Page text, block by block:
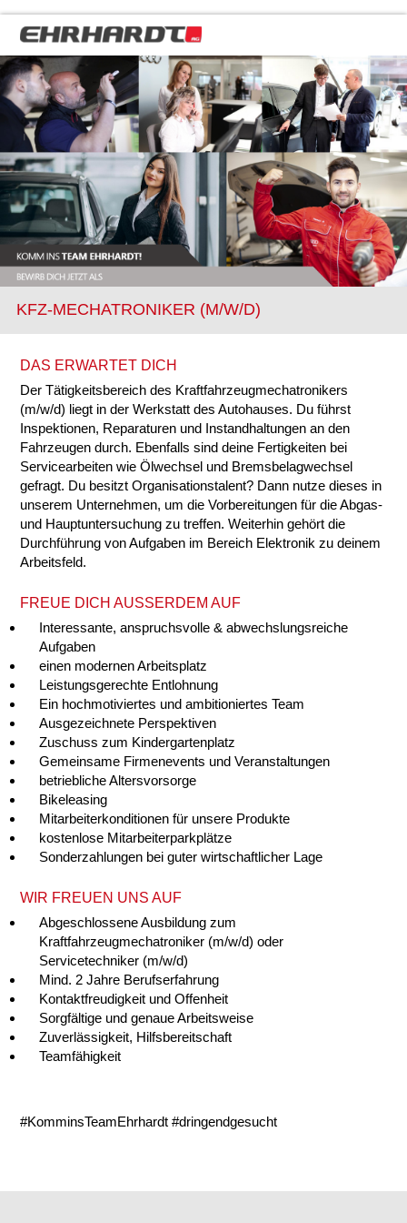
KFZ-MECHATRONIKER (M/W/D)
DAS ERWARTET DICH
Der Tätigkeitsbereich des Kraftfahrzeugmechatronikers
(m/w/d) liegt in der Werkstatt des Autohauses. Du führst
Inspektionen, Reparaturen und Instandhaltungen an den
Fahrzeugen durch. Ebenfalls sind deine Fertigkeiten bei
Servicearbeiten wie Ölwechsel und Bremsbelagwechsel
gefragt. Du besitzt Organisationstalent? Dann nutze dieses in
unserem Unternehmen, um die Vorbereitungen für die Abgas-
und Hauptuntersuchung zu treffen. Weiterhin gehört die
Durchführung von Aufgaben im Bereich Elektronik zu deinem
Arbeitsfeld.
FREUE DICH AUSSERDEM AUF
Interessante, anspruchsvolle & abwechslungsreiche
Aufgaben
einen modernen Arbeitsplatz
Leistungsgerechte Entlohnung
Ein hochmotiviertes und ambitioniertes Team
Ausgezeichnete Perspektiven
Zuschuss zum Kindergartenplatz
Gemeinsame Firmenevents und Veranstaltungen
betriebliche Altersvorsorge
Bikeleasing
Mitarbeiterkonditionen für unsere Produkte
kostenlose Mitarbeiterparkplätze
Sonderzahlungen bei guter wirtschaftlicher Lage
WIR FREUEN UNS AUF
Abgeschlossene Ausbildung zum
Kraftfahrzeugmechatroniker (m/w/d) oder
Servicetechniker (m/w/d)
Mind. 2 Jahre Berufserfahrung
Kontaktfreudigkeit und Offenheit
Sorgfältige und genaue Arbeitsweise
Zuverlässigkeit, Hilfsbereitschaft
Teamfähigkeit
#KomminsTeamEhrhardt #dringendgesucht